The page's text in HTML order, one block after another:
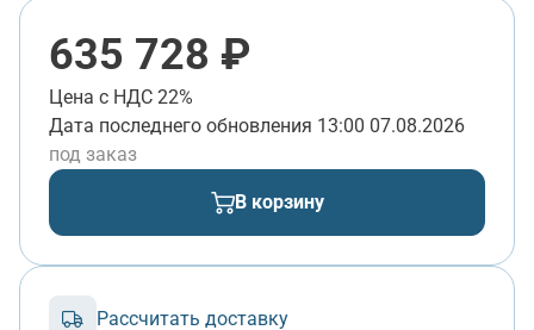
635 728 ₽
Цена с НДС 22%
Дата последнего обновления 13:00 07.08.2026
под заказ
В корзину
Рассчитать доставку